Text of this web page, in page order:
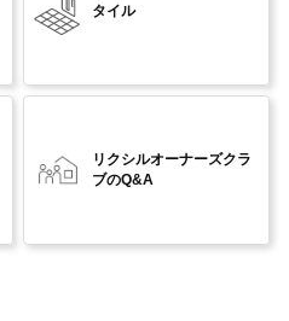
タイル
リクシルオーナーズクラ
ブのQ&A